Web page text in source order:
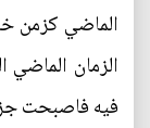
الماضي كزمن
الزمان
فيه فاصبحت